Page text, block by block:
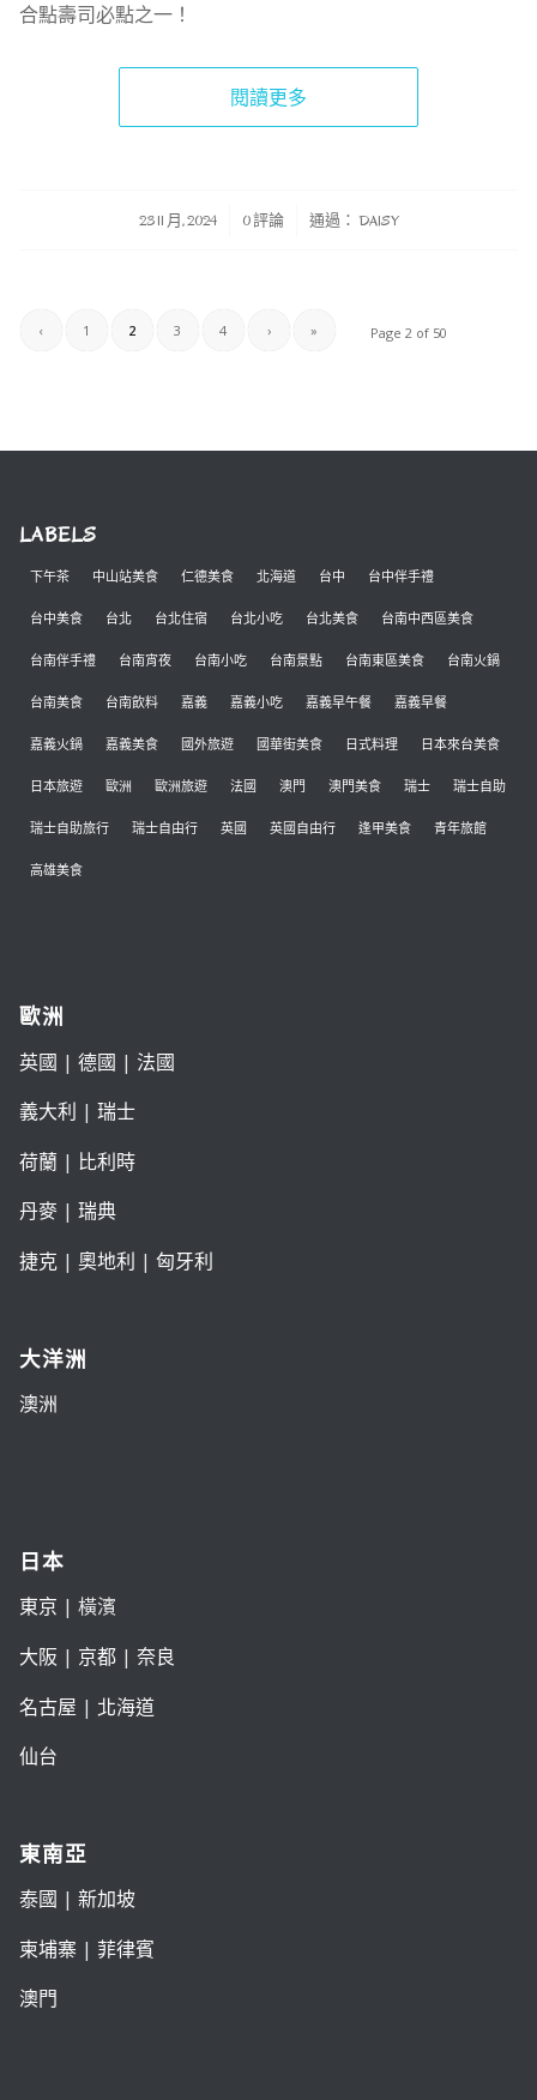
合點壽司必點之一！
閱讀更多
23 11 月, 2024
/ 0 評論 通過： DAISY
Page 2 of 50
‹ 1 2 3 4 › »
LABELS
下午茶 中山站美食 仁德美食 北海道 台中 台中伴手禮
台中美食 台北 台北住宿 台北小吃 台北美食 台南中西區美食
台南伴手禮 台南宵夜 台南小吃 台南景點 台南東區美食 台南火鍋
台南美食 台南飲料 嘉義 嘉義小吃 嘉義早午餐 嘉義早餐
嘉義火鍋 嘉義美食 國外旅遊 國華街美食 日式料理 日本來台美食
日本旅遊 歐洲 歐洲旅遊 法國 澳門 澳門美食 瑞士 瑞士自助
瑞士自助旅行 瑞士自由行 英國 英國自由行 逢甲美食 青年旅館
高雄美食
歐洲
英國 | 德國 | 法國
義大利 | 瑞士
荷蘭| 比利時
丹麥| 瑞典
捷克| 奧地利 | 匈牙利
大洋洲
澳洲
日本
東京 | 橫濱
大阪 | 京都| 奈良
名古屋 | 北海道
仙台
東南亞
泰國 | 新加坡
柬埔寨 | 菲律賓
澳門